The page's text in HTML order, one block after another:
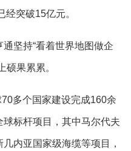
经突破15亿元。
通坚持“看着世界地图做企
硕果累累。
70多个国家建设完成160余
标杆项目，其中马尔代夫
内亚国家级海缆等项目，